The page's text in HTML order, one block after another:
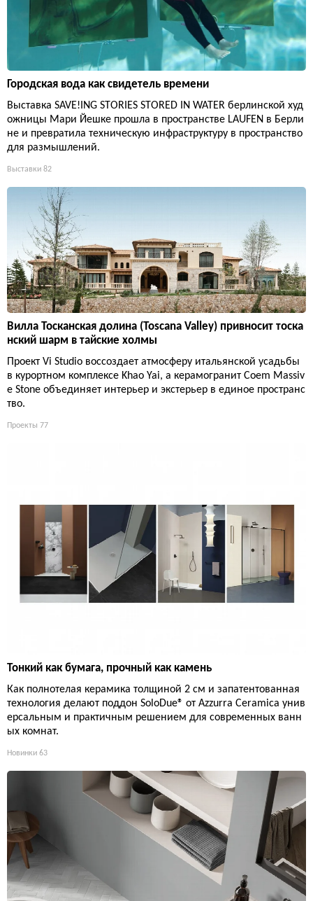
Городская вода как свидетель времени
Выставка SAVE!ING STORIES STORED IN WATER берлинской худ
ожницы Мари Йешке прошла в пространстве LAUFEN в Берли
не и превратила техническую инфраструктуру в пространство
для размышлений.
Выставки 82
Вилла Тосканская долина (Toscana Valley) привносит тоска
нский шарм в тайские холмы
Проект Vi Studio воссоздает атмосферу итальянской усадьбы
в курортном комплексе Khao Yai, а керамогранит Coem Massiv
e Stone объединяет интерьер и экстерьер в единое пространс
тво.
Проекты 77
Тонкий как бумага, прочный как камень
Как полнотелая керамика толщиной 2 см и запатентованная
технология делают поддон SoloDue® от Azzurra Ceramica унив
ерсальным и практичным решением для современных ванн
ых комнат.
Новинки 63